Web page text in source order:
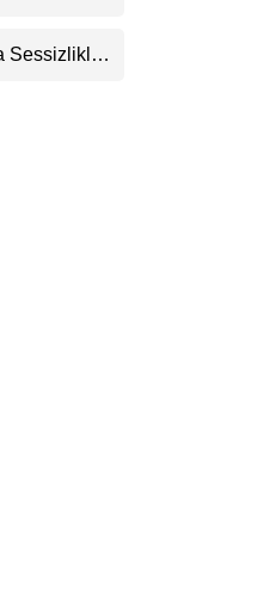
Telegram
Sessizlikle